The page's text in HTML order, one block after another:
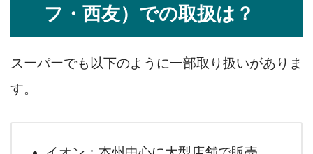
フ・西友）での取扱は？
スーパーでも以下のように一部取り扱いがありま
す。